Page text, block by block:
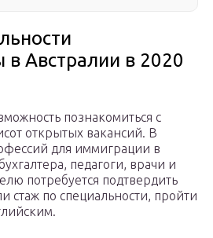
в Австралии в 2020
познакомиться с
открытых вакансий. В
для иммиграции в
педагоги, врачи и
потребуется подтвердить
стаж по специальности, пройти